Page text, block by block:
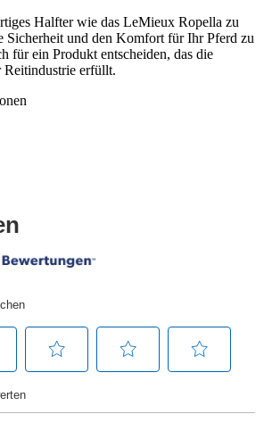
Halfter wie das LeMieux Ropella zu
Sicherheit und den Komfort für Ihr Pferd zu
für ein Produkt entscheiden, das die
Reitindustrie erfüllt.